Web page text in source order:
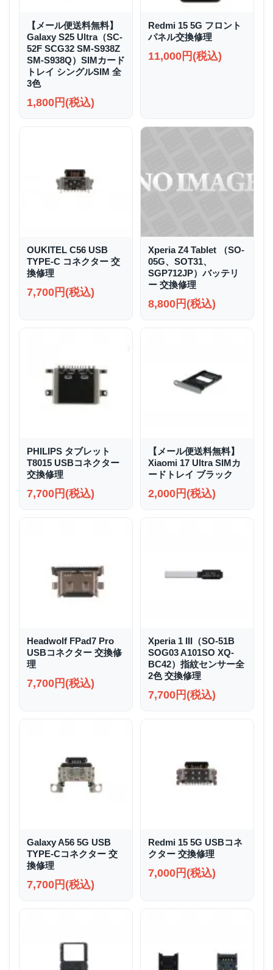
【メール便送料無料】
Galaxy S25 Ultra（SC-
52F SCG32 SM-S938Z
SM-S938Q）SIMカード
トレイ シングルSIM 全
3色
1,800円(税込)
Redmi 15 5G フロント
パネル交換修理
11,000円(税込)
OUKITEL C56 USB
TYPE-C コネクター 交
換修理
7,700円(税込)
Xperia Z4 Tablet （SO-
05G、SOT31、
SGP712JP）バッテリ
ー 交換修理
8,800円(税込)
PHILIPS タブレット
T8015 USBコネクター
交換修理
7,700円(税込)
【メール便送料無料】
Xiaomi 17 Ultra SIMカ
ードトレイ ブラック
2,000円(税込)
Headwolf FPad7 Pro
USBコネクター 交換修
理
7,700円(税込)
Xperia 1 III（SO-51B
SOG03 A101SO XQ-
BC42）指紋センサー全
2色 交換修理
7,700円(税込)
Galaxy A56 5G USB
TYPE-Cコネクター 交
換修理
7,700円(税込)
Redmi 15 5G USBコネ
クター 交換修理
7,000円(税込)